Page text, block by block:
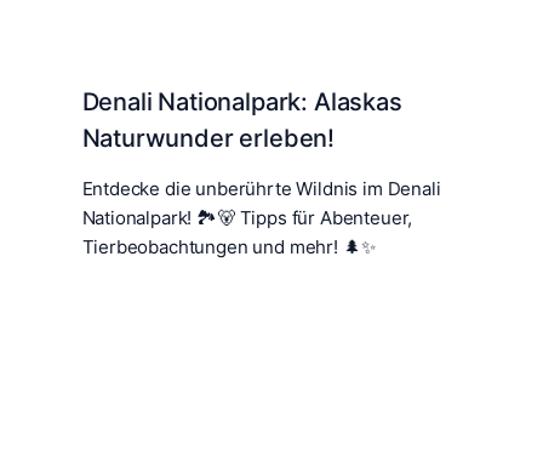
Denali Nationalpark: Alaskas
Naturwunder erleben!
Entdecke die unberührte Wildnis im Denali
Nationalpark! 🏞️🐻 Tipps für Abenteuer,
Tierbeobachtungen und mehr! 🌲✨